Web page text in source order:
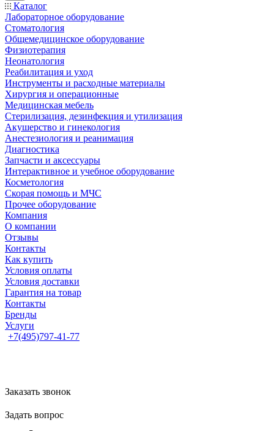
Каталог
Лабораторное оборудование
Стоматология
Общемедицинское оборудование
Физиотерапия
Неонатология
Реабилитация и уход
Инструменты и расходные материалы
Хирургия и операционные
Медицинская мебель
Стерилизация, дезинфекция и утилизация
Акушерство и гинекология
Анестезиология и реанимация
Диагностика
Запчасти и аксессуары
Интерактивное и учебное оборудование
Косметология
Скорая помощь и МЧС
Прочее оборудование
Компания
О компании
Отзывы
Контакты
Как купить
Условия оплаты
Условия доставки
Гарантия на товар
Контакты
Бренды
Услуги
+7(495)797-41-77
Заказать звонок
Задать вопрос